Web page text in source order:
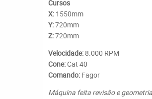
Cursos
X: 1550mm
Y:720mm
Z:720mm
Velocidade:8.000 RPM
Cone:Cat 40
Comando: Fagor
Máquina feita revisão e